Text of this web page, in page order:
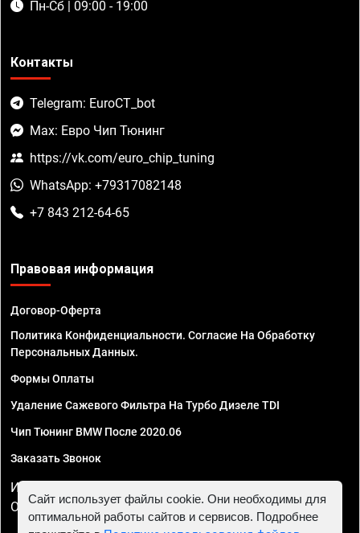
Пн-Сб | 09:00 - 19:00
Контакты
Telegram: EuroCT_bot
Max: Евро Чип Тюнинг
https://vk.com/euro_chip_tuning
WhatsApp: +79317082148
+7 843 212-64-65
Правовая информация
Договор-Оферта
Политика Конфиденциальности. Согласие На Обработку
Персональных Данных.
Формы Оплаты
Удаление Сажевого Фильтра На Турбо Дизеле TDI
Чип Тюнинг BMW После 2020.06
Заказать Звонок
ИП Смирнов Георгий Павлович. ИНН 781302555843,
ОГРНИП 324470400032610
Сайт использует файлы cookie. Они необходимы для
оптимальной работы сайтов и сервисов. Подробнее